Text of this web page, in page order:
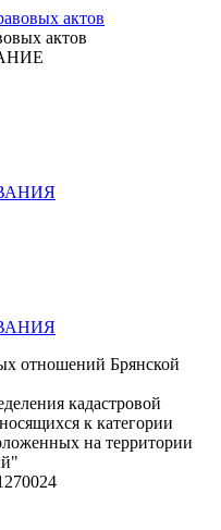
актов
отношений Брянской
кадастровой
к категории
на территории